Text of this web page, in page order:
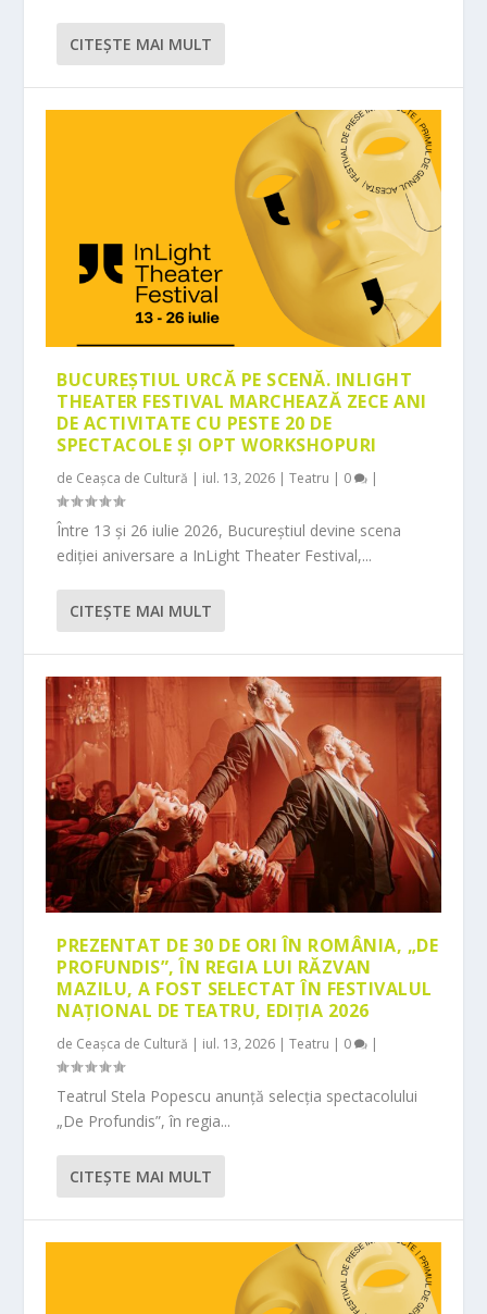
CITEŞTE MAI MULT
BUCUREȘTIUL URCĂ PE SCENĂ. INLIGHT
THEATER FESTIVAL MARCHEAZĂ ZECE ANI
DE ACTIVITATE CU PESTE 20 DE
SPECTACOLE ȘI OPT WORKSHOPURI
de Ceașca de Cultură | iul. 13, 2026 |Teatru | 0 |
Între 13 și 26 iulie 2026, Bucureștiul devine scena
ediției aniversare a InLight Theater Festival,...
CITEŞTE MAI MULT
PREZENTAT DE 30 DE ORI ÎN ROMÂNIA, „DE
PROFUNDIS”, ÎN REGIA LUI RĂZVAN
MAZILU, A FOST SELECTAT ÎN FESTIVALUL
NAȚIONAL DE TEATRU, EDIȚIA 2026
de Ceașca de Cultură | iul. 13, 2026 |Teatru | 0 |
Teatrul Stela Popescu anunță selecția spectacolului
„De Profundis”, în regia...
CITEŞTE MAI MULT